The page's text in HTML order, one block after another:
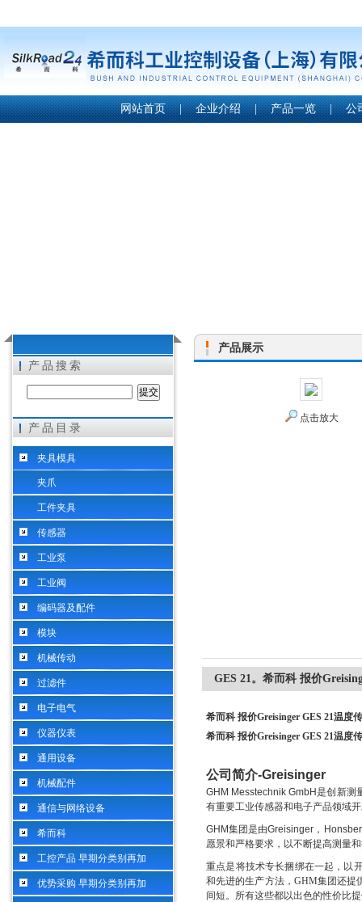
希而科工业控制设备（上海）有限公司
网站首页 | 企业介绍 | 产品一览 | 公
产品搜索
产品目录
夹具模具
夹爪
工件夹具
传感器
工业泵
工业阀
编码器及配件
模块
机械传动
过滤件
电子电气
仪器仪表
通用设备
机械配件
通信与网络设备
希而科
工控产品 早期分类别再加
优势采购 早期分类别再加
产品展示
点击放大
GES 21。希而科 报价
希而科 报价Greisinger GES 21温度
希而科 报价Greisinger GES 21温度
公司简介-Greisinger
GHM Messtechnik GmbH是创新测
有重要工业传感器和电子产品领域
GHM集团是由Greisinger ，
愿景和严格要求，以不断提高测量
重点是将技术专长捆绑在一起，以
和先进的生产方法， GHM集团还提
间短。所有这些都以出色的性价比